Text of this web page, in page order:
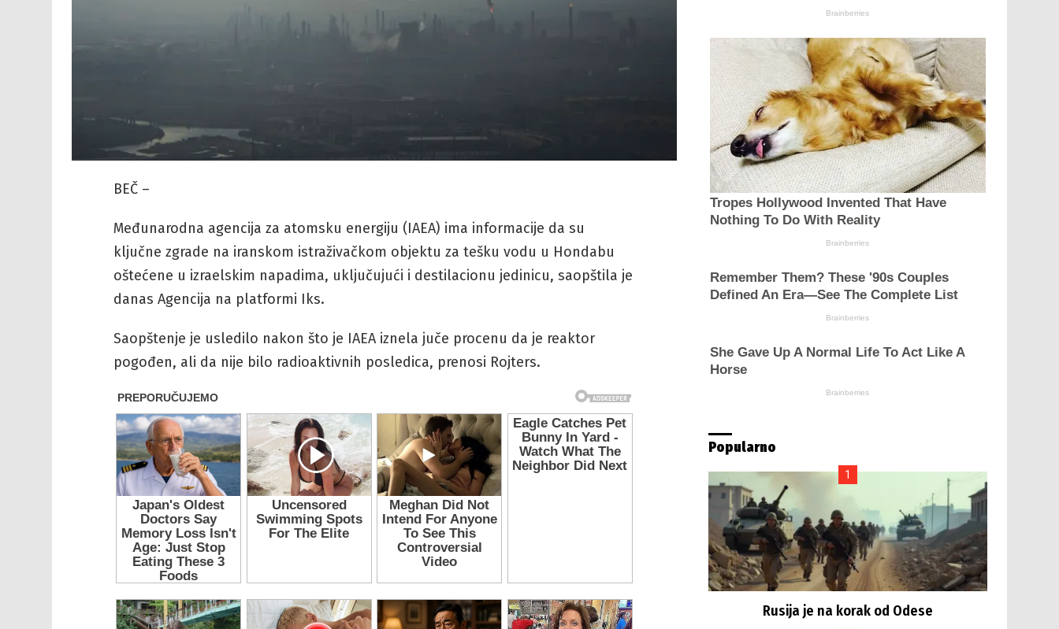
BEČ –
Međunarodna agencija za atomsku energiju (IAEA) ima informacije da su
ključne zgrade na iranskom istraživačkom objektu za tešku vodu u Hondabu
oštećene u izraelskim napadima, uključujući i destilacionu jedinicu, saopštila je
danas Agencija na platformi Iks.
Saopštenje je usledilo nakon što je IAEA iznela juče procenu da je reaktor
pogođen, ali da nije bilo radioaktivnih posledica, prenosi Rojters.
Popularno
Rusija je na korak od Odese